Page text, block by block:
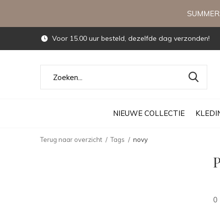
NIEUWE COLLECTIE
Voor 15.00 uur besteld, dezelfde dag verzonden!
Terug naar overzicht Tags novy
0